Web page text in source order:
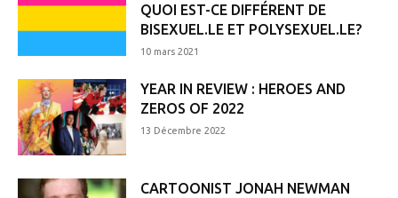
QUOI EST-CE DIFFÉRENT DE
BISEXUEL.LE ET POLYSEXUEL.LE?
10 mars 2021
YEAR IN REVIEW : HEROES AND
ZEROS OF 2022
13 Décembre 2022
CARTOONIST JONAH NEWMAN